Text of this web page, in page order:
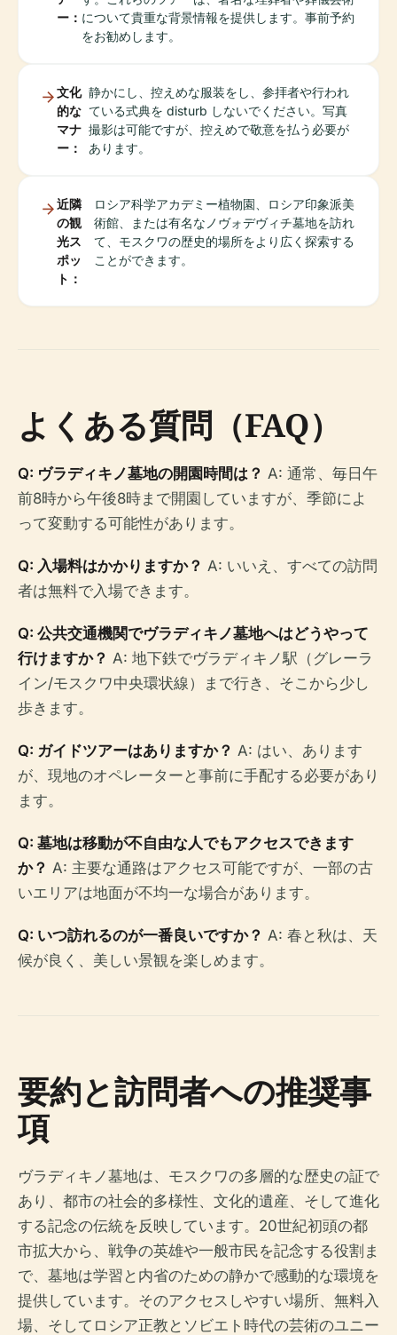
ー： について貴重な背景情報を提供します。事前予約
をお勧めします。
文化
的な
マナ
ー：
静かにし、控えめな服装をし、参拝者や行われ
ている式典を disturb しないでください。写真
撮影は可能ですが、控えめで敬意を払う必要が
あります。
近隣
の観
光ス
ポッ
ト：
ロシア科学アカデミー植物園、ロシア印象派美
術館、または有名なノヴォデヴィチ墓地を訪れ
て、モスクワの歴史的場所をより広く探索する
ことができます。
よくある質問（FAQ）
Q: ヴラディキノ墓地の開園時間は？ A: 通常、毎日午
前8時から午後8時まで開園していますが、季節によ
って変動する可能性があります。
Q: 入場料はかかりますか？ A: いいえ、すべての訪問
者は無料で入場できます。
Q: 公共交通機関でヴラディキノ墓地へはどうやって
行けますか？ A: 地下鉄でヴラディキノ駅（グレーラ
イン/モスクワ中央環状線）まで行き、そこから少し
歩きます。
Q: ガイドツアーはありますか？ A: はい、あります
が、現地のオペレーターと事前に手配する必要があり
ます。
Q: 墓地は移動が不自由な人でもアクセスできます
か？ A: 主要な通路はアクセス可能ですが、一部の古
いエリアは地面が不均一な場合があります。
Q: いつ訪れるのが一番良いですか？ A: 春と秋は、天
候が良く、美しい景観を楽しめます。
要約と訪問者への推奨事
項
ヴラディキノ墓地は、モスクワの多層的な歴史の証で
あり、都市の社会的多様性、文化的遺産、そして進化
する記念の伝統を反映しています。20世紀初頭の都
市拡大から、戦争の英雄や一般市民を記念する役割ま
で、墓地は学習と内省のための静かで感動的な環境を
提供しています。そのアクセスしやすい場所、無料入
場、そしてロシア正教とソビエト時代の芸術のユニー